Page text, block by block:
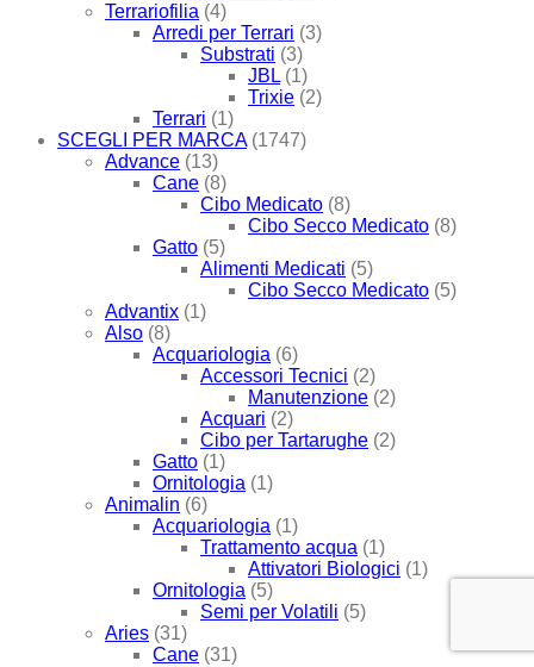
Terrariofilia (4)
Arredi per Terrari (3)
Substrati (3)
JBL (1)
Trixie (2)
Terrari (1)
SCEGLI PER MARCA (1747)
Advance (13)
Cane (8)
Cibo Medicato (8)
Cibo Secco Medicato (8)
Gatto (5)
Alimenti Medicati (5)
Cibo Secco Medicato (5)
Advantix (1)
Also (8)
Acquariologia (6)
Accessori Tecnici (2)
Manutenzione (2)
Acquari (2)
Cibo per Tartarughe (2)
Gatto (1)
Ornitologia (1)
Animalin (6)
Acquariologia (1)
Trattamento acqua (1)
Attivatori Biologici (1)
Ornitologia (5)
Semi per Volatili (5)
Aries (31)
Cane (31)